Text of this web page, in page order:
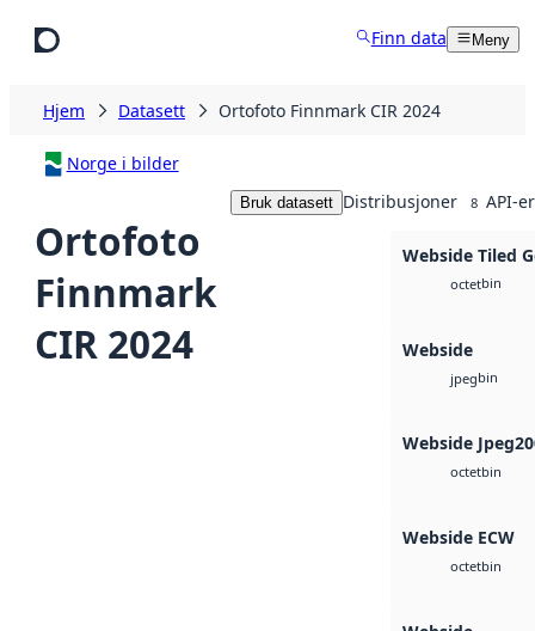
Finn data Meny
Hjem Datasett Ortofoto Finnmark CIR 2024
Norge i bilder
Ortofoto
Finnmark
CIR 2024
Bruk datasett Distribusjoner 8 API-er
Webside Tiled
octetbin
Webside
jpegbin
Webside
octetbin
Webside ECW
octetbin